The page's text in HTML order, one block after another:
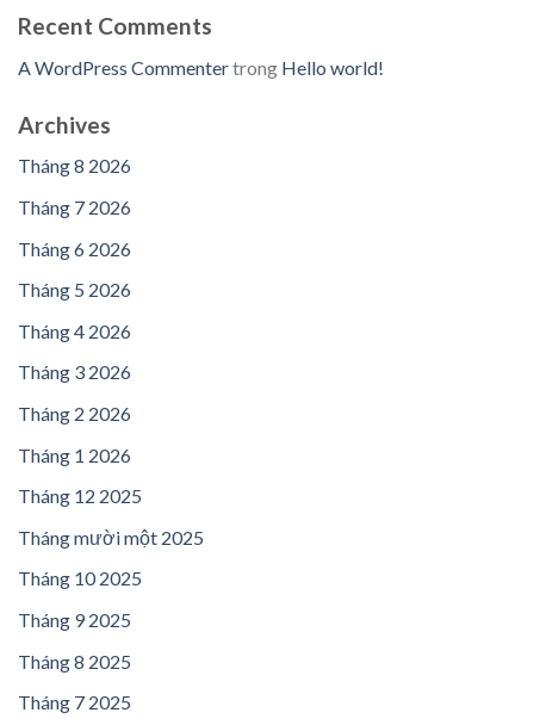
Recent Comments
A WordPress Commentertrong Hello world!
Archives
Tháng 8 2026
Tháng 7 2026
Tháng 6 2026
Tháng 5 2026
Tháng 4 2026
Tháng 3 2026
Tháng 2 2026
Tháng 1 2026
Tháng 12 2025
Tháng mười một 2025
Tháng 10 2025
Tháng 9 2025
Tháng 8 2025
Tháng 7 2025